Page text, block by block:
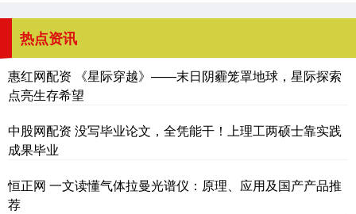
热点资讯
惠红网配资 《星际穿越》——末日阴霾笼罩地球，星际探索
点亮生存希望
中股网配资 没写毕业论文，全凭能干！上理工两硕士靠实践
成果毕业
恒正网 一文读懂气体拉曼光谱仪：原理、应用及国产产品推
荐